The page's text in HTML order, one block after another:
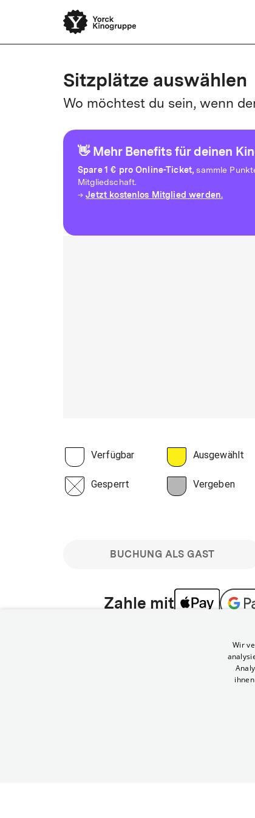
Sitzplätze auswählen
Wo möchtest du sein, wenn
👋 Mehr Benefits für deinen
Spare1 € pro Online-Ticket, sammle
Mitgliedschaft.
→Jetzt kostenlos Mitglied werden.
Verfügbar Ausgewählt
Gesperrt Vergeben
BUCHUNG ALS GAST
Zahle mit
Bitte beachte: Gastbuchungen sind nicht
min vor Filmbeginn stornierbare Tickets
Melde dich an, um deine Benefits nutzen zu
Nur sofern du die Buchung angemeldet
Wir